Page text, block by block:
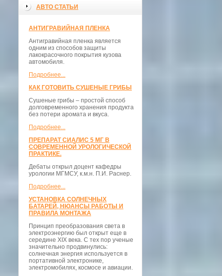
АВТО СТАТЬИ
АНТИГРАВИЙНАЯ ПЛЕНКА
Антигравийная пленка является
одним из способов защиты
лакокрасочного покрытия кузова
автомобиля.
Подробнее...
КАК ГОТОВИТЬ СУШЕНЫЕ ГРИБЫ
Сушеные грибы – простой способ
долговременного хранения продукта
без потери аромата и вкуса.
Подробнее...
ПРЕПАРАТ СИАЛИС 5 МГ В
СОВРЕМЕННОЙ УРОЛОГИЧЕСКОЙ
ПРАКТИКЕ.
Дебаты открыл доцент кафедры
урологии МГМСУ, к.м.н. П.И. Раснер.
Подробнее...
УСТАНОВКА СОЛНЕЧНЫХ
БАТАРЕЙ, НЮАНСЫ РАБОТЫ И
ПРАВИЛА МОНТАЖА
Принцип преобразования света в
электроэнергию был открыт еще в
середине XIX века. С тех пор ученые
значительно продвинулись:
солнечная энергия используется в
портативной электронике,
электромобилях, космосе и авиации.